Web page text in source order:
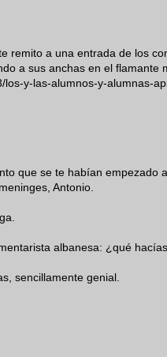
remito a una entrada de los
a sus anchas en el flamante
y-las-alumnos-y-alumnas-
que se te habían empezado
Antonio.
albanesa: ¿qué
sencillamente genial.